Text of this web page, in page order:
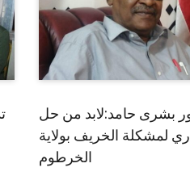
بشرى حامد:لابد من حل
لمشكلة الخريف بولاية
الخرطوم